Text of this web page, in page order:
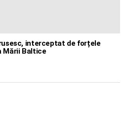
interceptat de forțele
Mării Baltice